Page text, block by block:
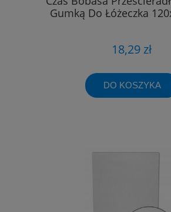
Gumką Do Łóżeczka
18,29 zł
DO KOSZYKA